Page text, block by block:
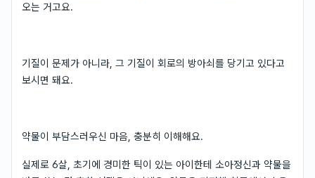
오는 거고요.
기질이 문제가 아니라, 그 기질이 회로의 방아쇠를 당기고 있다고
보시면 돼요.
약물이 부담스러우신 마음, 충분히 이해해요.
실제로 6살, 초기에 경미한 틱이 있는 아이한테 소아정신과 약물을